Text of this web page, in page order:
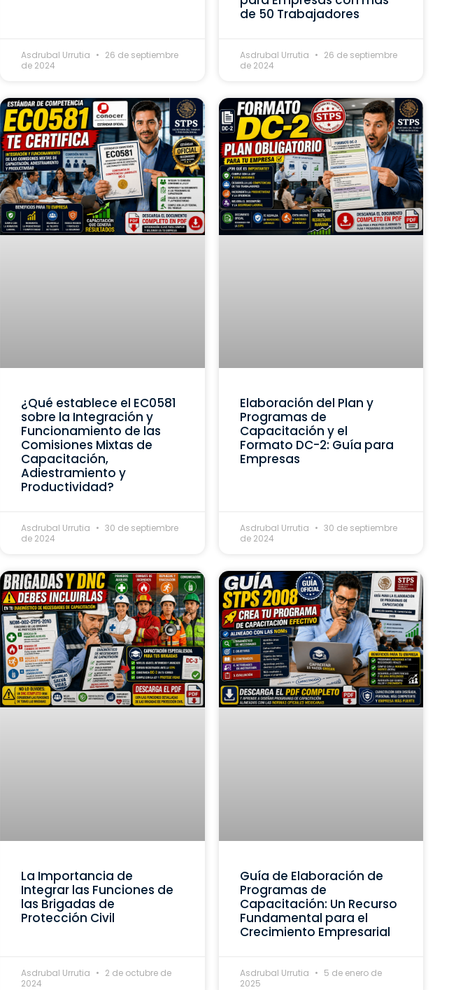
Asdrubal Urrutia
26 de septiembre
de 2024
de 50 Trabajadores
Asdrubal Urrutia
26 de septiembre
de 2024
¿Qué establece el EC0581
sobre la Integración y
Funcionamiento de las
Comisiones Mixtas de
Capacitación,
Adiestramiento y
Productividad?
Asdrubal Urrutia
30 de septiembre
de 2024
Elaboración del Plan y
Programas de
Capacitación y el
Formato DC-2: Guía para
Empresas
Asdrubal Urrutia
30 de septiembre
de 2024
La Importancia de
Integrar las Funciones de
las Brigadas de
Protección Civil
Asdrubal Urrutia
2 de octubre de
2024
Guía de Elaboración de
Programas de
Capacitación: Un Recurso
Fundamental para el
Crecimiento Empresarial
Asdrubal Urrutia
5 de enero de
2025